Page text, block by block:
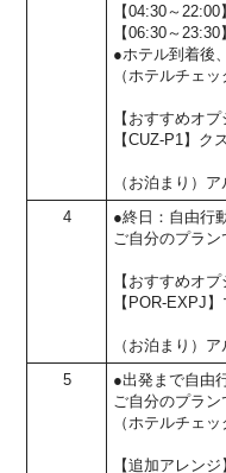
【04:30～
【06:30～
●ホテル到着後
（ホテルチェ
【おすすめオ
【CUZ-P1】ク
（お泊まり）
4
●終日：自由行
ご自分のプラ
【おすすめオ
【POR-EXPJ
（お泊まり）
5
●出発まで自由
ご自分のプラ
（ホテルチェ
【追加アレンジ